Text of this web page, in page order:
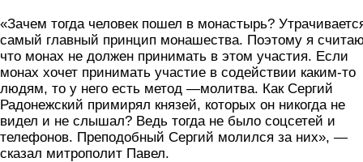
«Зачем тогда человек пошел в монастырь?
самый главный принцип монашества. Поэтому я
что монах не должен принимать в этом участия. Если
монах хочет принимать участие в содействии каким-то
людям, то у него есть метод —молитва. Как Сергий
Радонежский примирял князей, которых он никогда не
видел и не слышал? Ведь тогда не было соцсетей и
телефонов. Преподобный Сергий молился за них», —
сказал митрополит Павел.